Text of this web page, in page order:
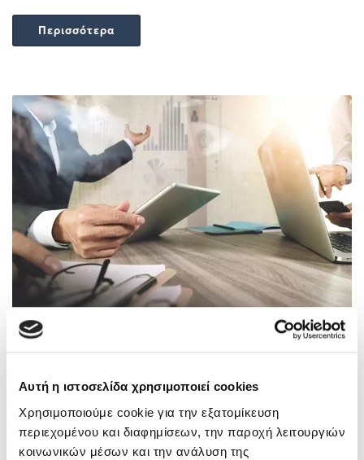
Αυτή η ιστοσελίδα χρησιμοποιεί cookies
Χρησιμοποιούμε cookie για την εξατομίκευση
περιεχομένου και διαφημίσεων, την παροχή λειτουργιών
κοινωνικών μέσων και την ανάλυση της
Περισσότερα
Οδηγός για χρέη στο Δημόσιο πάνω από 500
ευρώ – 17 ερωτήσεις-απαντήσεις
Περισσότερα